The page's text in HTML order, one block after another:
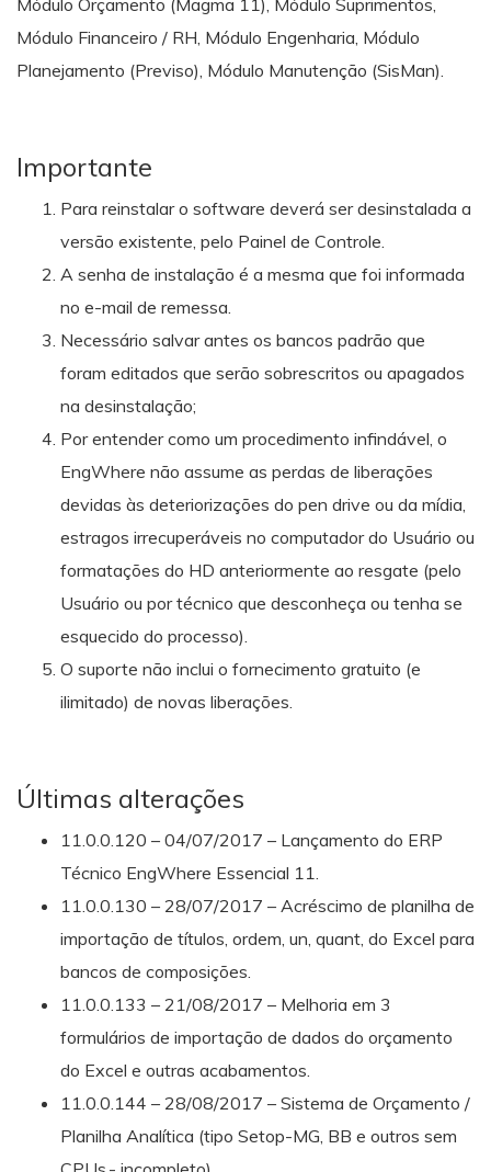
Módulo Orçamento (Magma 11), Módulo Suprimentos,
Módulo Financeiro / RH, Módulo Engenharia, Módulo
Planejamento (Previso), Módulo Manutenção (SisMan).
Importante
Para reinstalar o software deverá ser desinstalada a
versão existente, pelo Painel de Controle.
A senha de instalação é a mesma que foi informada
no e-mail de remessa.
Necessário salvar antes os bancos padrão que
foram editados que serão sobrescritos ou apagados
na desinstalação;
Por entender como um procedimento infindável, o
EngWhere não assume as perdas de liberações
devidas às deteriorizações do pen drive ou da mídia,
estragos irrecuperáveis no computador do Usuário ou
formatações do HD anteriormente ao resgate (pelo
Usuário ou por técnico que desconheça ou tenha se
esquecido do processo).
O suporte não inclui o fornecimento gratuito (e
ilimitado) de novas liberações.
Últimas alterações
11.0.0.120 – 04/07/2017 – Lançamento do ERP
Técnico EngWhere Essencial 11.
11.0.0.130 – 28/07/2017 – Acréscimo de planilha de
importação de títulos, ordem, un, quant, do Excel para
bancos de composições.
11.0.0.133 – 21/08/2017 – Melhoria em 3
formulários de importação de dados do orçamento
do Excel e outras acabamentos.
11.0.0.144 – 28/08/2017 – Sistema de Orçamento /
Planilha Analítica (tipo Setop-MG, BB e outros sem